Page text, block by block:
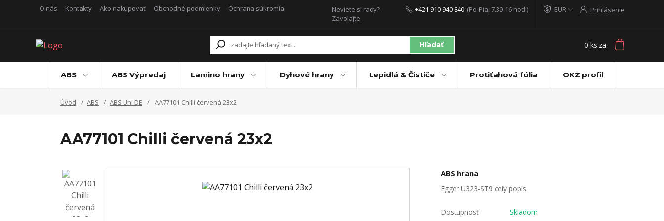
O nás Kontakty Ako nakupovať Obchodné podmienky Ochrana súkromia EUR Prihlásenie
Hľadať
Neviete si rady?
Zavolajte.
+421 910 940 840 (Po-Pia, 7.30-16 hod.)
0 ks za
ABS ABS Výpredaj Lamino hrany Dyhové hrany Lepidlá & Čističe Protiťahová fólia OKZ profil
Úvod ABS ABS Uni DE AA77101 Chilli červená 23x2
AA77101 Chilli červená 23x2
ABS hrana
Egger U323-ST9 celý popis
Dostupnosť Skladom